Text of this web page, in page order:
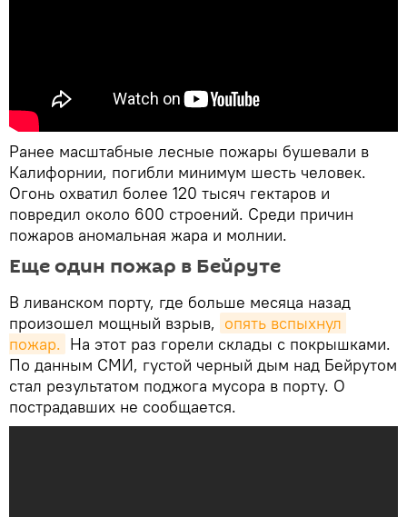
Ранее масштабные лесные пожары бушевали в
Калифорнии, погибли минимум шесть человек.
Огонь охватил более 120 тысяч гектаров и
повредил около 600 строений. Среди причин
пожаров аномальная жара и молнии.
Еще один пожар в Бейруте
В ливанском порту, где больше месяца назад
произошел мощный взрыв, опять вспыхнул
пожар. На этот раз горели склады с покрышками.
По данным СМИ, густой черный дым над Бейрутом
стал результатом поджога мусора в порту. О
пострадавших не сообщается.